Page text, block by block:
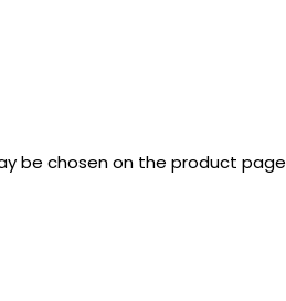
be chosen on the product page